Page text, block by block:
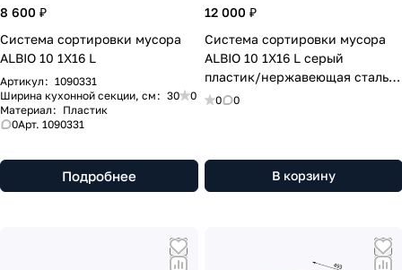
8 600 ₽
Система сортировки мусора
ALBIO 10 1X16 L
0
0Арт. 1090331
Артикул : 1090331
Ширина кухонной секции, см : 30
Материал : Пластик
Подробнее
12 000 ₽
Система сортировки мусора
ALBIO 10 1X16 L серый
пластик/нержавеющая сталь
ALVEUS (227980)
0 0
В корзину